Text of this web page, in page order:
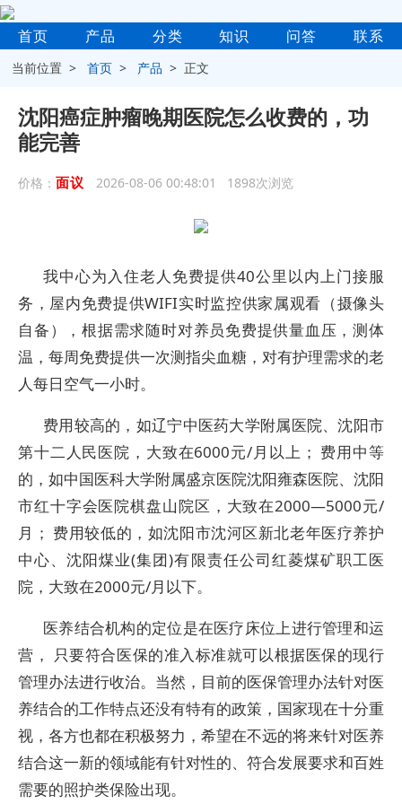
首页 产品 分类 知识 问答 联系
当前位置 >首页 > 产品 > 正文
沈阳癌症肿瘤晚期医院怎么收费的，功
能完善
价格： 面议 2026-08-06 00:48:01 1898次浏览
我中心为入住老人免费提供40公里以内上门接服
务，屋内免费提供WIFI实时监控供家属观看（摄像头
自备），根据需求随时对养员免费提供量血压，测体
温，每周免费提供一次测指尖血糖，对有护理需求的老
人每日空气一小时。
费用较高的，如辽宁中医药大学附属医院、沈阳市
第十二人民医院，大致在6000元/月以上； 费用中等
的，如中国医科大学附属盛京医院沈阳雍森医院、沈阳
市红十字会医院棋盘山院区，大致在2000—5000元/
月； 费用较低的，如沈阳市沈河区新北老年医疗养护
中心、沈阳煤业(集团)有限责任公司红菱煤矿职工医
院，大致在2000元/月以下。
医养结合机构的定位是在医疗床位上进行管理和运
营， 只要符合医保的准入标准就可以根据医保的现行
管理办法进行收治。当然，目前的医保管理办法针对医
养结合的工作特点还没有特有的政策，国家现在十分重
视，各方也都在积极努力，希望在不远的将来针对医养
结合这一新的领域能有针对性的、符合发展要求和百姓
需要的照护类保险出现。